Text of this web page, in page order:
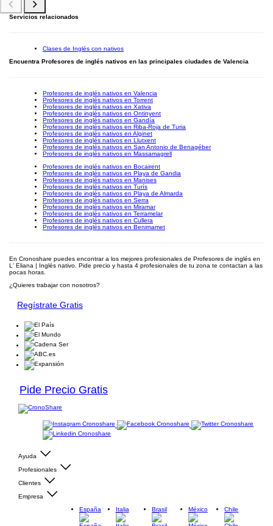
Servicios relacionados
Clases de Inglés con nativos
Encuentra Profesores de inglés nativos en las principales ciudades de Valencia
Profesores de inglés nativos en Valencia
Profesores de inglés nativos en Torrent
Profesores de inglés nativos en Xativa
Profesores de inglés nativos en Ontinyent
Profesores de inglés nativos en Gandía
Profesores de inglés nativos en Riba-Roja de Turia
Profesores de inglés nativos en Alginet
Profesores de inglés nativos en Llutxent
Profesores de inglés nativos en San Antonio de Benagéber
Profesores de inglés nativos en Massamagrell
Profesores de inglés nativos en Bocairent
Profesores de inglés nativos en Playa de Gandia
Profesores de inglés nativos en Manises
Profesores de inglés nativos en Turís
Profesores de inglés nativos en Playa de Almarda
Profesores de inglés nativos en Serra
Profesores de inglés nativos en Miramar
Profesores de inglés nativos en Terramelar
Profesores de inglés nativos en Cullera
Profesores de inglés nativos en Benimamet
En Cronoshare puedes encontrar a los mejores profesionales de Profesores de inglés en
L' Eliana | Inglés nativo. Pide precio y hasta 4 profesionales de tu zona te contactan a las
pocas horas.
¿Quieres trabajar con nosotros?
Regístrate Gratis
Pide Precio Gratis
Ayuda
Profesionales
Clientes
Empresa
España
Italia Brasil México Chile